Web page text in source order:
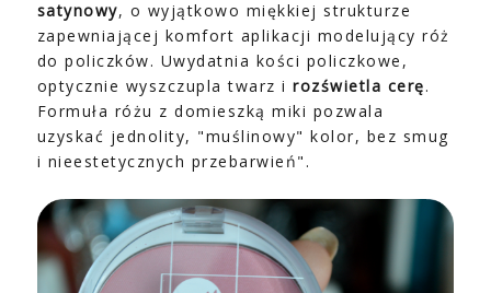
satynowy, o wyjątkowo miękkiej strukturze
zapewniającej komfort aplikacji modelujący róż
do policzków. Uwydatnia kości policzkowe,
optycznie wyszczupla twarz irozświetla cerę.
Formuła różu z domieszką miki pozwala
uzyskać jednolity, "muślinowy" kolor, bez smug
i nieestetycznych przebarwień".